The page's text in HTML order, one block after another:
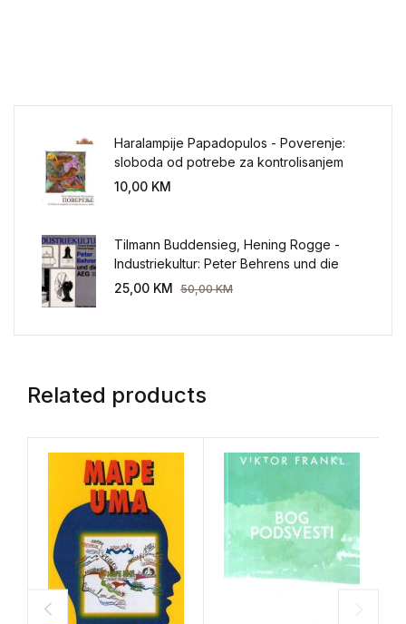
Haralampije Papadopulos - Poverenje:
sloboda od potrebe za kontrolisanjem
sveta
10,00 KM
Tilmann Buddensieg, Hening Rogge -
Industriekultur: Peter Behrens und die
AEG 1907-1914.
25,00 KM 50,00KM
Related products